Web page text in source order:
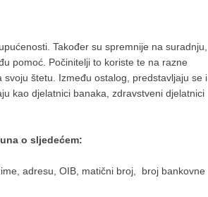
Također su spremnije na suradnju,
pomoć. Počinitelji to koriste te na razne
štetu. Između ostalog, predstavljaju se i
kao djelatnici banaka, zdravstveni djelatnici
o sljedećem:
adresu, OIB, matični broj, broj bankovne